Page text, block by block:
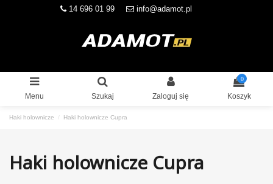
14 696 01 99 info@adamot.pl
Menu Szukaj Zaloguj się
0
Koszyk
Haki holownicze Haki holownicze Cupra
Haki holownicze Cupra